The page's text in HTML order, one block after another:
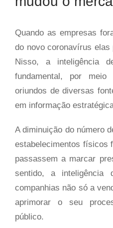
Quando as empresas
do novo coronavírus
Nisso, a inteligência
fundamental, por
oriundos de diversas
em informação
A diminuição do número
estabelecimentos físicos
passassem a marcar
sentido, a inteligência
companhias não só a
aprimorar o seu
público.